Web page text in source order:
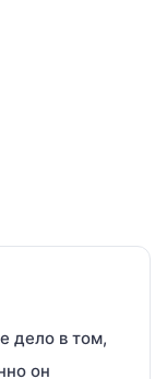
дело в том,
он